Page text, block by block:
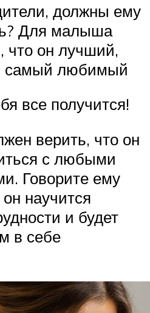
должны ему
Для малыша
что он лучший,
самый любимый
все получится!
верить, что он
с любыми
Говорите ему
научится
и будет
в себе